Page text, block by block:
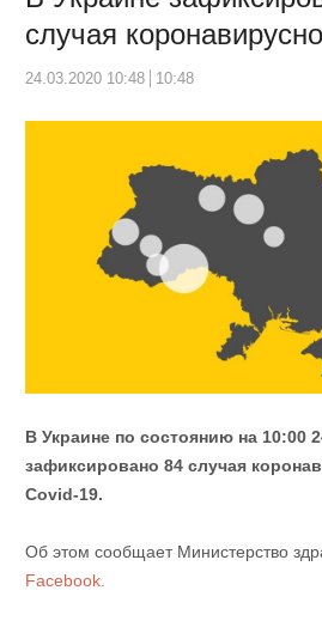
случая
24.03.2020 10:48 10:48
В Украине по состоянию на 10:00
зафиксировано 84 случая
Covid-19.
Об этом сообщает Министерство
Facebook.